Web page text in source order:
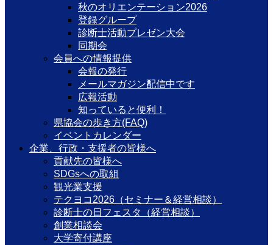
秋のオリエンテーション2026
登録グループ
診断士活動プレゼン大会
同期会
会員への情報提供
会報の発行
メールマガジン配信中です
広報活動
知っていると便利！
県協会の歩き方(FAQ)
イベントカレンダー
企業、行政・支援者の皆様へ
貢献先の皆様へ
SDGsへの取組
観光業支援
テクヨコ2026（セミナー＆経営相談）
診断士の日フェスタ（経営相談）
創業相談会
大学寄付講座